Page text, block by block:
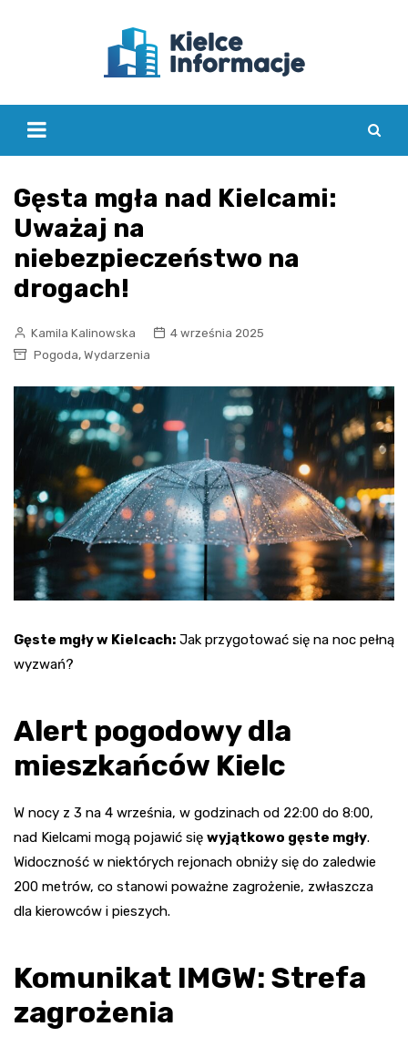
Gęsta mgła nad Kielcami:
Uważaj na
niebezpieczeństwo na
drogach!
Kamila Kalinowska
4 września 2025
Pogoda, Wydarzenia
Gęste mgły w Kielcach: Jak przygotować się na noc pełną
wyzwań?
Alert pogodowy dla
mieszkańców Kielc
W nocy z 3 na 4 września, w godzinach od 22:00 do 8:00,
nad Kielcami mogą pojawić się wyjątkowo gęste mgły.
Widoczność w niektórych rejonach obniży się do zaledwie
200 metrów, co stanowi poważne zagrożenie, zwłaszcza
dla kierowców i pieszych.
Komunikat IMGW: Strefa
zagrożenia